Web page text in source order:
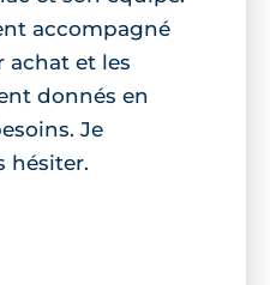
accompagné
achat et les
donnés en
Je
hésiter.